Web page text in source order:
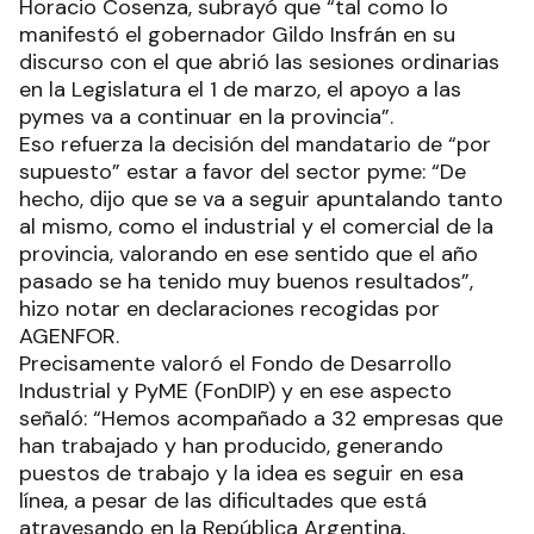
Horacio Cosenza, subrayó que “tal como lo
manifestó el gobernador Gildo Insfrán en su
discurso con el que abrió las sesiones ordinarias
en la Legislatura el 1 de marzo, el apoyo a las
pymes va a continuar en la provincia”.
Eso refuerza la decisión del mandatario de “por
supuesto” estar a favor del sector pyme: “De
hecho, dijo que se va a seguir apuntalando tanto
al mismo, como el industrial y el comercial de la
provincia, valorando en ese sentido que el año
pasado se ha tenido muy buenos resultados”,
hizo notar en declaraciones recogidas por
AGENFOR.
Precisamente valoró el Fondo de Desarrollo
Industrial y PyME (FonDIP) y en ese aspecto
señaló: “Hemos acompañado a 32 empresas que
han trabajado y han producido, generando
puestos de trabajo y la idea es seguir en esa
línea, a pesar de las dificultades que está
atravesando en la República Argentina,